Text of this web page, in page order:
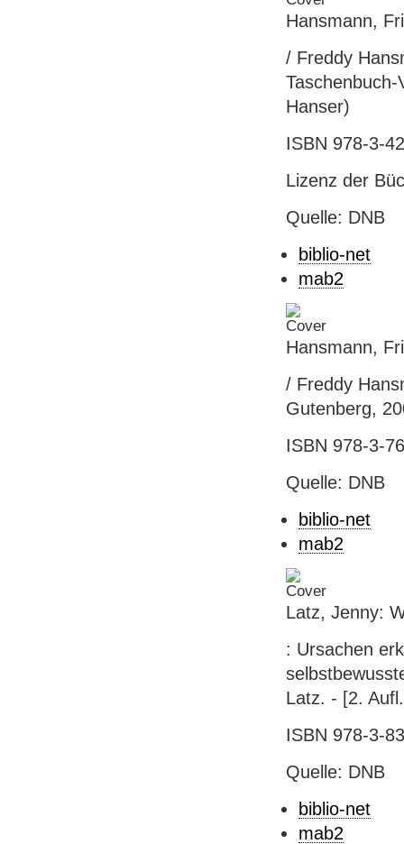
Hansmann,
/ Freddy
Hanser)
ISBN 978-3-
Lizenz der
Quelle: DNB
biblio-net
mab2
Hansmann,
/ Freddy
Gutenberg,
ISBN 978-3-
Quelle: DNB
biblio-net
mab2
Latz, Jenny:
: Ursachen
Latz. - [2.
ISBN 978-3-
Quelle: DNB
biblio-net
mab2